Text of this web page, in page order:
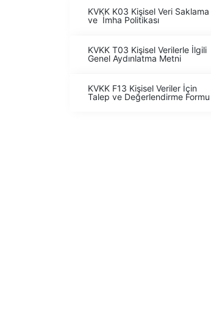
KVKK K03 Kişisel Veri Saklama
ve İmha Politikası
KVKK T03 Kişisel Verilerle İlgili
Genel Aydınlatma Metni
KVKK F13 Kişisel Veriler İçin
Talep ve Değerlendirme Formu